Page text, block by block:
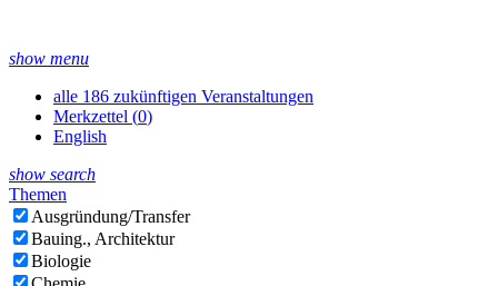
show menu
alle 186 zukünftigen Veranstaltungen
Merkzettel (0)
English
show search
Themen
Ausgründung/Transfer
Bauing., Architektur
Biologie